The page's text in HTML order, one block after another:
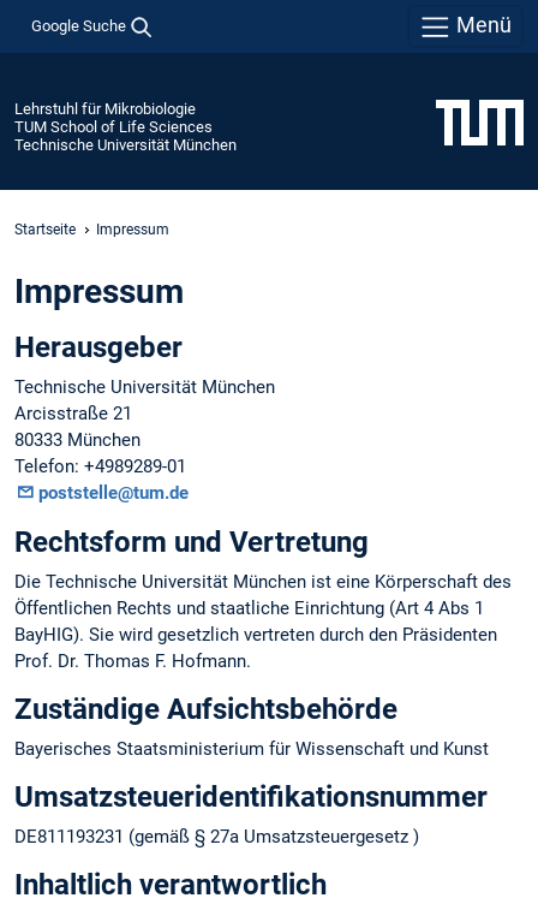
Google Suche Menü
Lehrstuhl für Mikrobiologie
TUM School of Life Sciences
Technische Universität München
Startseite Impressum
Impressum
Herausgeber
Technische Universität München
Arcisstraße 21
80333 München
Telefon: +4989289-01
poststelle@tum.de
Rechtsform und Vertretung
Die Technische Universität München ist eine Körperschaft des
Öffentlichen Rechts und staatliche Einrichtung (Art 4 Abs 1
BayHIG). Sie wird gesetzlich vertreten durch den Präsidenten
Prof. Dr. Thomas F. Hofmann.
Zuständige Aufsichtsbehörde
Bayerisches Staatsministerium für Wissenschaft und Kunst
Umsatzsteuer­identifikations­nummer
DE811193231 (gemäß § 27a Umsatzsteuergesetz )
Inhaltlich verantwortlich